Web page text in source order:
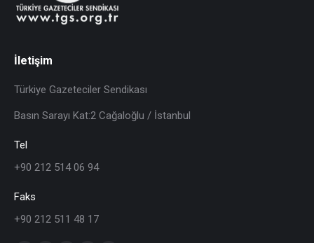
İletişim
Türkiye Gazeteciler Sendikası
Basın Sarayı Kat:2 Cağaloğlu / İstanbul
Tel
+90 212 514 06 94
Faks
+90 212 511 48 17